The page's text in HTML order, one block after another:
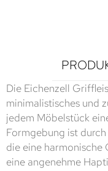
Die Eichenzell
minimalistisches und
jedem Möbelstück
Formgebung ist
die eine
eine angenehme